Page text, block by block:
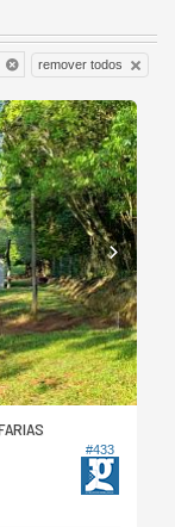
remover todos
#433